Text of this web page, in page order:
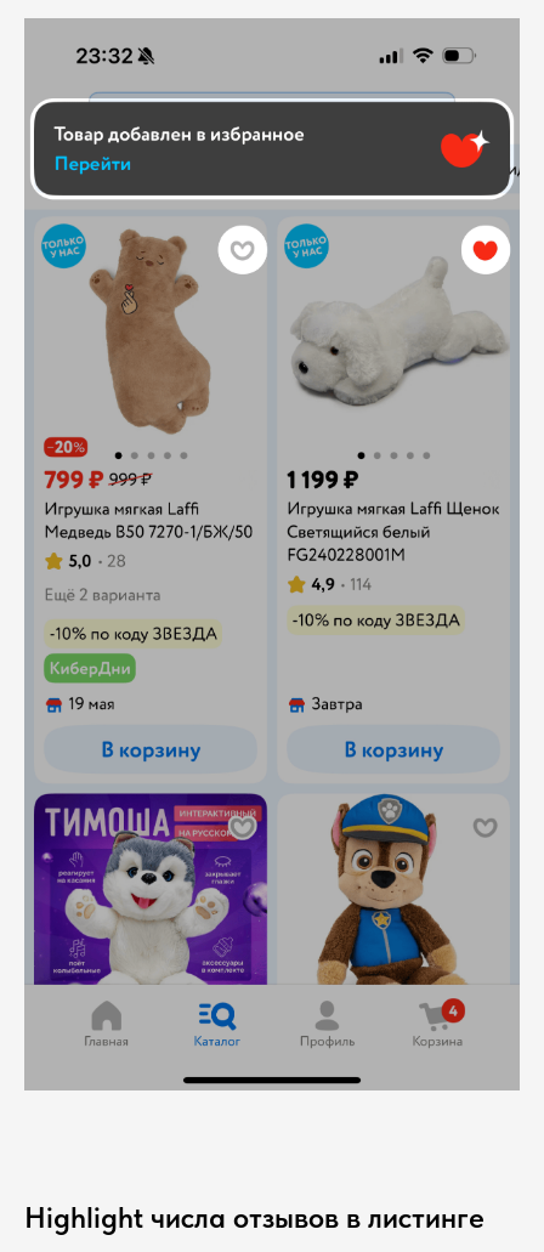
Highlight числа отзывов в листинге